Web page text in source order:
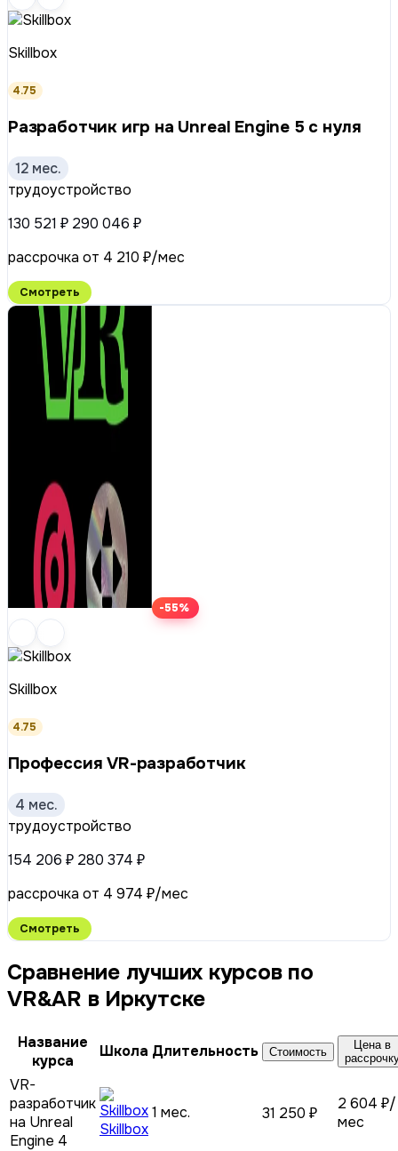
Skillbox
4.75
Разработчик игр на Unreal Engine 5 с нуля
12 мес.
трудоустройство
130 521 ₽ 290 046 ₽
рассрочка от 4 210 ₽/мес
Смотреть
-55%
Skillbox
4.75
Профессия VR-разработчик
4 мес.
трудоустройство
154 206 ₽ 280 374 ₽
рассрочка от 4 974 ₽/мес
Смотреть
Сравнение лучших курсов по
VR&AR в Иркутске
Название
курса
Школа Длительность Стоимость
Цена в
VR-
разработчик
на Unreal
Engine 4
Skillbox
1 мес. 31 250 ₽
2 604 ₽/
мес